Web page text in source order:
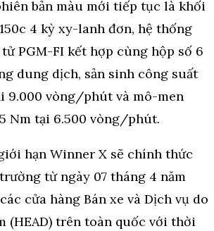
hạn Winner X sẽ chính thức
từ ngày 07 tháng 4 năm
cửa hàng Bán xe và Dịch vụ do
(HEAD) trên toàn quốc với thời